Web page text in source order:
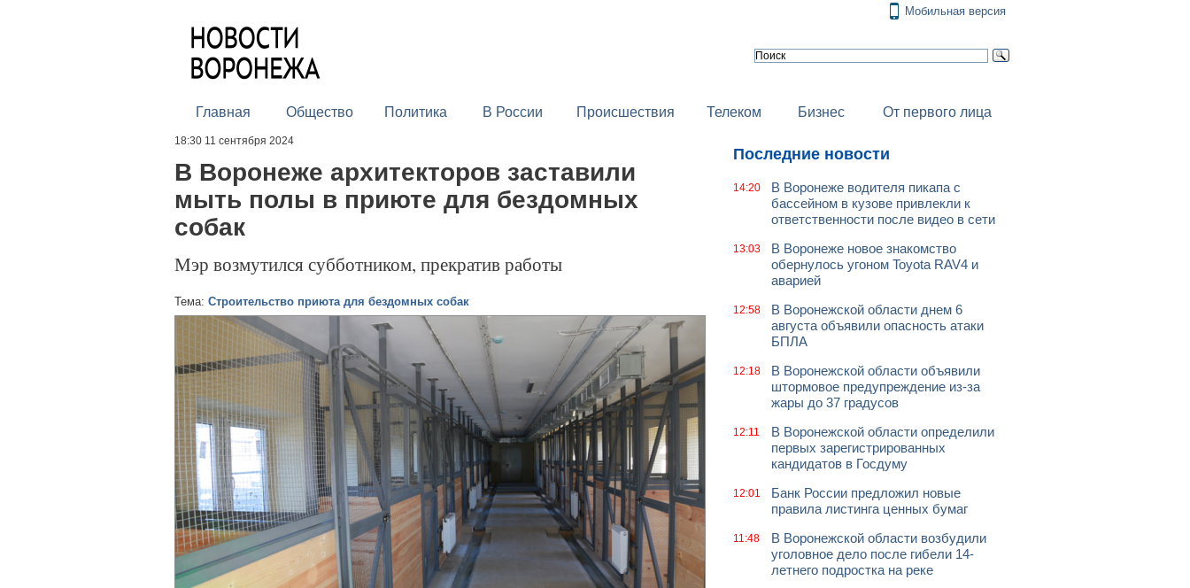
Мобильная версия
Главная Общество Политика В России Происшествия Телеком Бизнес От первого лица
18:30 11 сентября 2024
В Воронеже архитекторов заставили
мыть полы в приюте для бездомных
собак
Мэр возмутился субботником, прекратив работы
Тема: Строительство приюта для бездомных собак
Последние новости
14:20
В Воронеже водителя пикапа с
бассейном в кузове привлекли к
ответственности после видео в сети
13:03
В Воронеже новое знакомство
обернулось угоном Toyota RAV4 и
аварией
12:58
В Воронежской области днем 6
августа объявили опасность атаки
БПЛА
12:18
В Воронежской области объявили
штормовое предупреждение из-за
жары до 37 градусов
12:11
В Воронежской области определили
первых зарегистрированных
кандидатов в Госдуму
12:01
Банк России предложил новые
правила листинга ценных бумаг
11:48
В Воронежской области возбудили
уголовное дело после гибели 14-
летнего подростка на реке